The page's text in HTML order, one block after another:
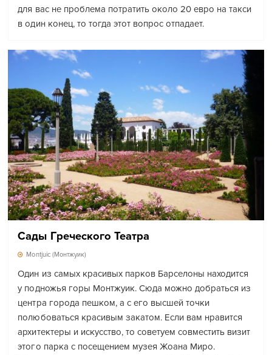
для вас не проблема потратить около 20 евро на такси
в один конец, то тогда этот вопрос отпадает.
Сады Греческого Театра
Montjuic (Монтжуик)
Один из самых красивых парков Барселоны находится
у подножья горы Монтжуик. Сюда можно добраться из
центра города пешком, а с его высшей точки
полюбоваться красивым закатом. Если вам нравится
архитектеры и искусство, то советуем совместить визит
этого парка с посещением музея Жоана Миро.